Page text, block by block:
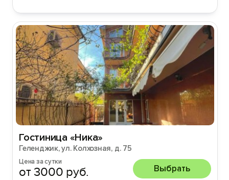
Гостиница «Ника»
Геленджик, ул. Колхозная, д. 75
Цена за сутки
от 3000 руб. Выбрать